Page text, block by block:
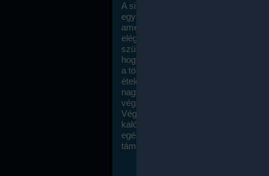
A sikeres fogyás titka valójában igen
egyszerű: égess több energiát, mint
amennyit beviszel. Természetesen
elég nagy fegyelemre és akaraterőre
szükség, de meglepődve fogod
hogy a kalóriaszámolás mennyire
a többi diétához képest. Itt nincsenek
ételek és a megengedett kalóriabevitelt
nagymértékben növelheted ha
végzel.
Végül, de nem utolsó sorban, a
kalóriaszámolás módszerét a legtöbb
egészségügyi szakorvos ajánlja és
támogatja.